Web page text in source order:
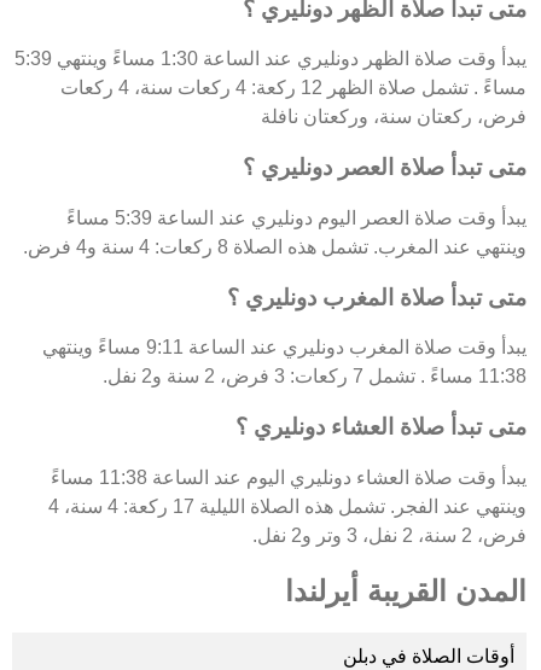
متى تبدأ صلاة الظهر دونليري ؟
يبدأ وقت صلاة الظهر دونليري عند الساعة 1:30 مساءً وينتهي 5:39
مساءً . تشمل صلاة الظهر 12 ركعة: 4 ركعات سنة، 4 ركعات
فرض، ركعتان سنة، وركعتان نافلة
متى تبدأ صلاة العصر دونليري ؟
يبدأ وقت صلاة العصر اليوم دونليري عند الساعة 5:39 مساءً
وينتهي عند المغرب. تشمل هذه الصلاة 8 ركعات: 4 سنة و4 فرض.
متى تبدأ صلاة المغرب دونليري ؟
يبدأ وقت صلاة المغرب دونليري عند الساعة 9:11 مساءً وينتهي
11:38 مساءً . تشمل 7 ركعات: 3 فرض، 2 سنة و2 نفل.
متى تبدأ صلاة العشاء دونليري ؟
يبدأ وقت صلاة العشاء دونليري اليوم عند الساعة 11:38 مساءً
وينتهي عند الفجر. تشمل هذه الصلاة الليلية 17 ركعة: 4 سنة، 4
فرض، 2 سنة، 2 نفل، 3 وتر و2 نفل.
المدن القريبة أيرلندا
أوقات الصلاة في دبلن